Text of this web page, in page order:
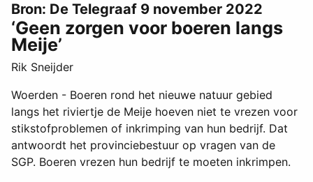
Bron: De Telegraaf 9 november 2022
‘Geen zorgen voor boeren langs
Meije’
Rik Sneijder
Woerden - Boeren rond het nieuwe natuur gebied
langs het riviertje de Meije hoeven niet te vrezen voor
stikstofproblemen of inkrimping van hun bedrijf. Dat
antwoordt het provinciebestuur op vragen van de
SGP. Boeren vrezen hun bedrijf te moeten inkrimpen.